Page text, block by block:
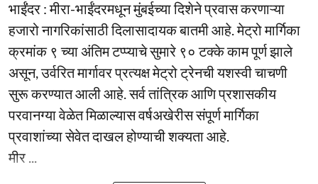
भाईंंदर : मीरा-भाईंदरमधून मुंबईच्या दिशेने प्रवास करणाऱ्या
हजारो नागरिकांसाठी दिलासादायक बातमी आहे. मेट्रो मार्गिका
क्रमांक ९ च्या अंतिम टप्प्याचे सुमारे ९० टक्के काम पूर्ण झाले
असून, उर्वरित मार्गावर प्रत्यक्ष मेट्रो ट्रेनची यशस्वी चाचणी
सुरू करण्यात आली आहे. सर्व तांत्रिक आणि प्रशासकीय
परवानग्या वेळेत मिळाल्यास वर्षअखेरीस संपूर्ण मार्गिका
प्रवाशांच्या सेवेत दाखल होण्याची शक्यता आहे.
मीर ...